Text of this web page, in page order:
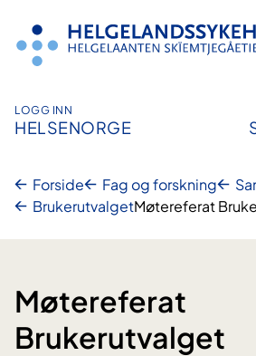
innhold
LOGG INN
HELSENORGE
Forside Fag og forskning
BrukerutvalgetMøtereferat
Møtereferat
Brukerutvalget